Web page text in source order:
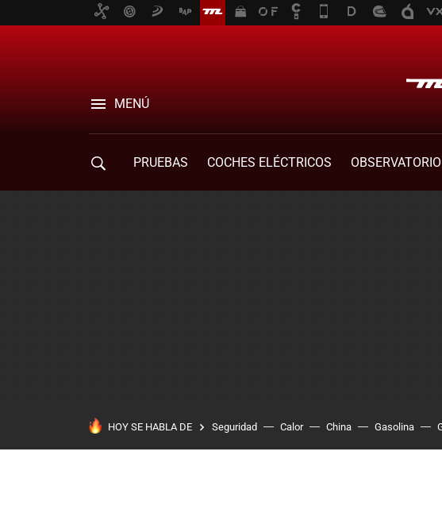
MENÚ
PRUEBAS COCHES ELÉCTRICOS OBSERVATORIO
HOY SE HABLA DE Seguridad Calor China Gasolina